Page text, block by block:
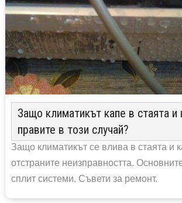
Защо климатикът капе в стаята и
правите в този случай?
Защо климатикът се влива в стаята и
отстраните неизправността.
сплит системи. Съвети за ремонт.